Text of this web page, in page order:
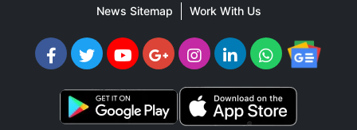
News Sitemap
Work With Us